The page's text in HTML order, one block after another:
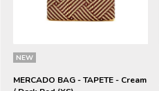
NEW
MERCADO BAG - TAPETE - Cream